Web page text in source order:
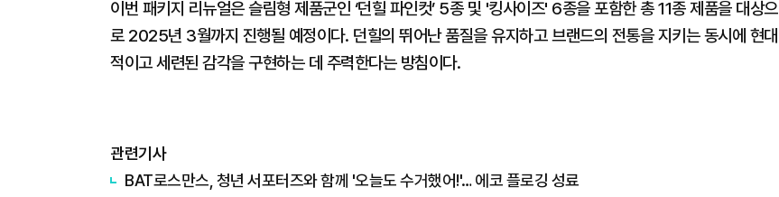
이번 패키지 리뉴얼은 슬림형 제품군인 ‘던힐 파인컷’ 5종 및 '킹사이즈' 6종을 포함한 총 11종 제품을 대상으
로 2025년 3월까지 진행될 예정이다. 던힐의 뛰어난 품질을 유지하고 브랜드의 전통을 지키는 동시에 현대
적이고 세련된 감각을 구현하는 데 주력한다는 방침이다.
관련기사
BAT로스만스, 청년 서포터즈와 함께 '오늘도 수거했어!'… 에코 플로깅 성료